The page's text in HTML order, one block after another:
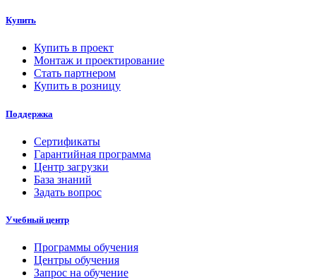
Купить
Купить в проект
Монтаж и проектирование
Стать партнером
Купить в розницу
Поддержка
Сертификаты
Гарантийная программа
Центр загрузки
База знаний
Задать вопрос
Учебный центр
Программы обучения
Центры обучения
Запрос на обучение